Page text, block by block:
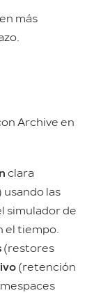
más
Archive en
clara
usando las
simulador de
el tiempo.
(restores
(retención